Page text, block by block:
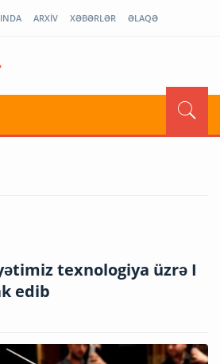
ARXİV XƏBƏRLƏR ƏLAQƏ
texnologiya üzrə I
edib